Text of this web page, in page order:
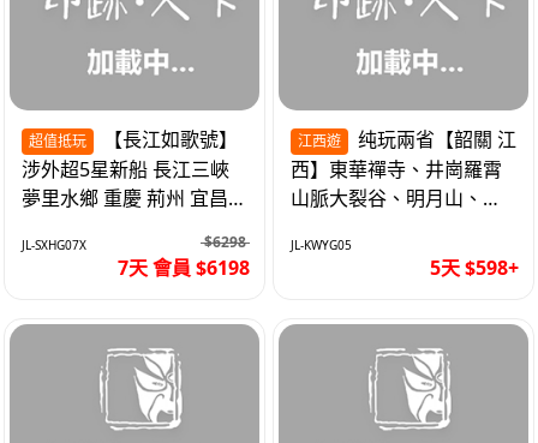
超值抵玩
涉外超5星新船 長江三峽
夢里水鄉 重慶 荊州 宜昌
JL-SXHG07X $6298
7天 會員 $6198
江西遊
西】東華禪寺、井崗羅霄
山脈大裂谷、明月山、仙
JL-KWYG05
5天 $598+